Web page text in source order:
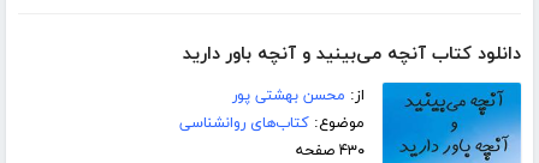
دانلود کتاب آنچه می‌بینید و آنچه باور دارید
از: محسن بهشتی پور
موضوع:کتاب‌های روانشناسی
۴۳۰ صفحه